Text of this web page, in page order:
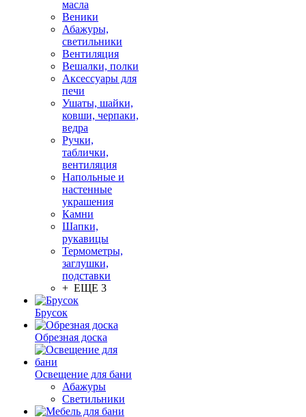
масла
Веники
Абажуры,
светильники
Вентиляция
Вешалки, полки
Аксессуары для
печи
Ушаты, шайки,
ковши, черпаки,
ведра
Ручки,
таблички,
вентиляция
Напольные и
настенные
украшения
Камни
Шапки,
рукавицы
Термометры,
заглушки,
подставки
+ ЕЩЕ 3
Брусок
Обрезная доска
Освещение для бани
Абажуры
Светильники